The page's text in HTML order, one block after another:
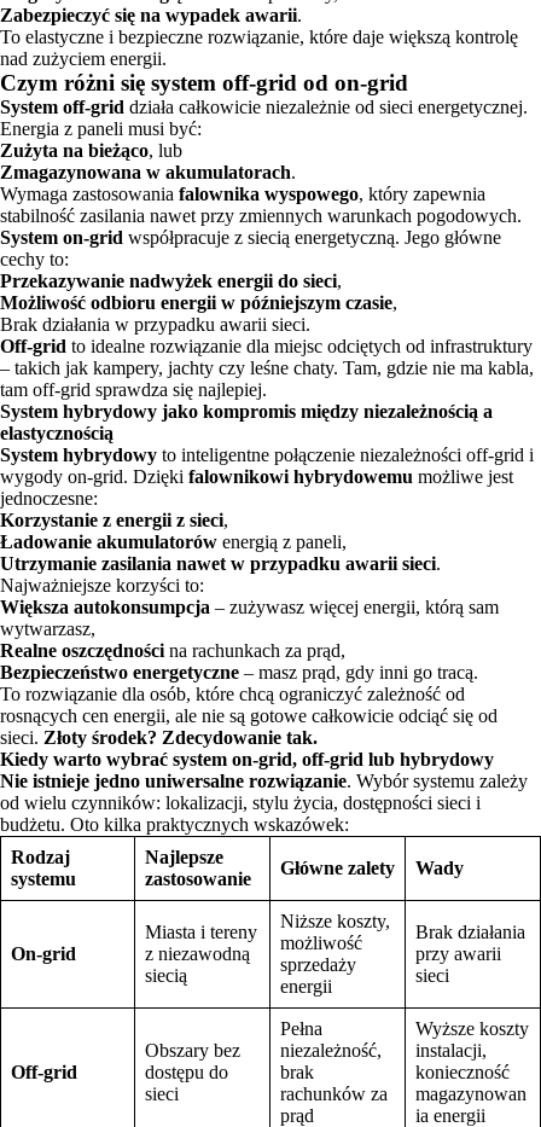
Zabezpieczyć się na wypadek awarii.
To elastyczne i bezpieczne rozwiązanie, które daje większą kontrolę
nad zużyciem energii.
Czym różni się system off-grid od on-grid
System off-grid działa całkowicie niezależnie od sieci energetycznej.
Energia z paneli musi być:
Zużyta na bieżąco, lub
Zmagazynowana w akumulatorach.
Wymaga zastosowania falownika wyspowego, który zapewnia
stabilność zasilania nawet przy zmiennych warunkach pogodowych.
System on-grid współpracuje z siecią energetyczną. Jego główne
cechy to:
Przekazywanie nadwyżek energii do sieci,
Możliwość odbioru energii w późniejszym czasie,
Brak działania w przypadku awarii sieci.
Off-grid to idealne rozwiązanie dla miejsc odciętych od infrastruktury
– takich jak kampery, jachty czy leśne chaty. Tam, gdzie nie ma kabla,
tam off-grid sprawdza się najlepiej.
System hybrydowy jako kompromis między niezależnością a
elastycznością
System hybrydowy to inteligentne połączenie niezależności off-grid i
wygody on-grid. Dzięki falownikowi hybrydowemu możliwe jest
jednoczesne:
Korzystanie z energii z sieci,
Ładowanie akumulatorów energią z paneli,
Utrzymanie zasilania nawet w przypadku awarii sieci.
Najważniejsze korzyści to:
Większa autokonsumpcja – zużywasz więcej energii, którą sam
wytwarzasz,
Realne oszczędności na rachunkach za prąd,
Bezpieczeństwo energetyczne – masz prąd, gdy inni go tracą.
To rozwiązanie dla osób, które chcą ograniczyć zależność od
rosnących cen energii, ale nie są gotowe całkowicie odciąć się od
sieci. Złoty środek? Zdecydowanie tak.
Kiedy warto wybrać system on-grid, off-grid lub hybrydowy
Nie istnieje jedno uniwersalne rozwiązanie. Wybór systemu zależy
od wielu czynników: lokalizacji, stylu życia, dostępności sieci i
budżetu. Oto kilka praktycznych wskazówek:
Rodzaj
systemu
Najlepsze
zastosowanie
Główne zalety Wady
On-grid
Miasta i tereny
z niezawodną
siecią
Niższe koszty,
możliwość
sprzedaży
energii
Brak działania
przy awarii
sieci
Off-grid
Obszary bez
dostępu do
sieci
Pełna
niezależność,
brak
rachunków za
prąd
Wyższe koszty
instalacji,
konieczność
magazynowan
ia energii